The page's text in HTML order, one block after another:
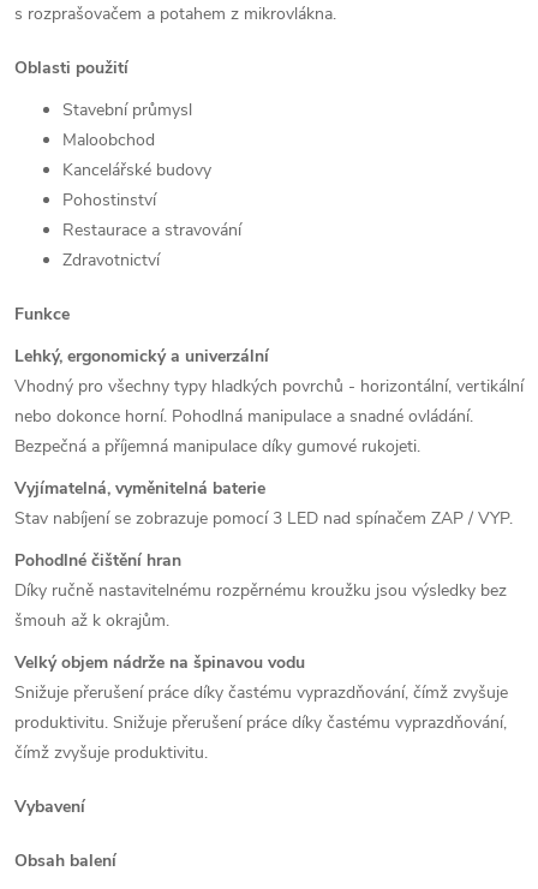
s rozprašovačem a potahem z mikrovlákna.
Oblasti použití
Stavební průmysl
Maloobchod
Kancelářské budovy
Pohostinství
Restaurace a stravování
Zdravotnictví
Funkce
Lehký, ergonomický a univerzální
Vhodný pro všechny typy hladkých povrchů - horizontální, vertikální
nebo dokonce horní. Pohodlná manipulace a snadné ovládání.
Bezpečná a příjemná manipulace díky gumové rukojeti.
Vyjímatelná, vyměnitelná baterie
Stav nabíjení se zobrazuje pomocí 3 LED nad spínačem ZAP / VYP.
Pohodlné čištění hran
Díky ručně nastavitelnému rozpěrnému kroužku jsou výsledky bez
šmouh až k okrajům.
Velký objem nádrže na špinavou vodu
Snižuje přerušení práce díky častému vyprazdňování, čímž zvyšuje
produktivitu. Snižuje přerušení práce díky častému vyprazdňování,
čímž zvyšuje produktivitu.
Vybavení
Obsah balení